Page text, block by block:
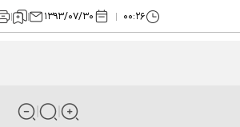
۰۰:۲۶ ۱۳۹۳/۰۷/۳۰